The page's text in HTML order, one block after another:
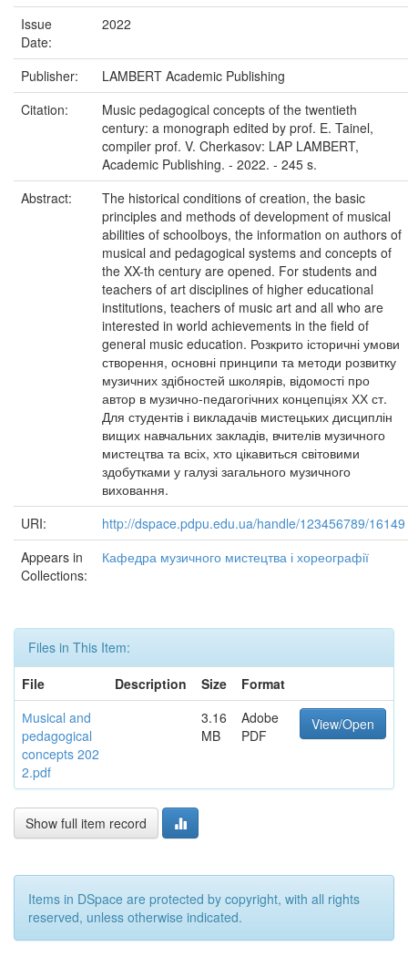
Issue
Date:
2022
Publisher:
LAMBERT Academic Publishing
Citation:
Music pedagogical concepts of the twentieth
century: a monograph edited by prof. E. Tainel,
compiler prof. V. Cherkasov: LAP LAMBERT,
Academic Publishing. - 2022. - 245 s.
Abstract:
The historical conditions of creation, the basic
principles and methods of development of musical
abilities of schoolboys, the information on authors of
musical and pedagogical systems and concepts of
the XX-th century are opened. For students and
teachers of art disciplines of higher educational
institutions, teachers of music art and all who are
interested in world achievements in the field of
general music education. Розкрито історичні умови
створення, основні принципи та методи розвитку
музичних здібностей школярів, відомості про
автор в музично-педагогічних концепціях ХХ ст.
Для студентів і викладачів мистецьких дисциплін
вищих навчальних закладів, вчителів музичного
мистецтва та всіх, хто цікавиться світовими
здобутками у галузі загального музичного
виховання.
URI:
http://dspace.pdpu.edu.ua/handle/123456789/16149
Appears in
Collections:
Кафедра музичного мистецтва і хореографії
Files in This Item:
File
Description Size
Format
Мusical and
pedagogical
concepts 202
2.pdf
3.16
MB
Adobe
PDF
View/Open
Show full item record
Items in DSpace are protected by copyright, with all rights
reserved, unless otherwise indicated.